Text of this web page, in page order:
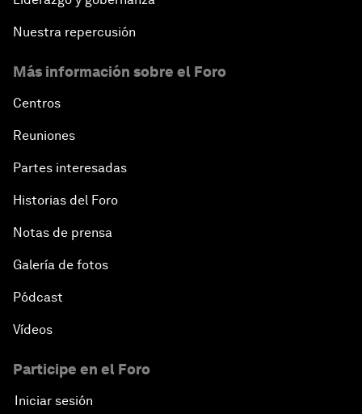
Nuestra repercusión
Más información sobre el Foro
Centros
Reuniones
Partes interesadas
Historias del Foro
Notas de prensa
Galería de fotos
Pódcast
Vídeos
Participe en el Foro
Iniciar sesión